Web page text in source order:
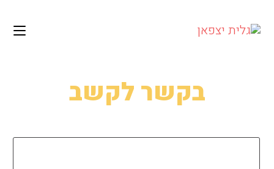
בקשר לקשב